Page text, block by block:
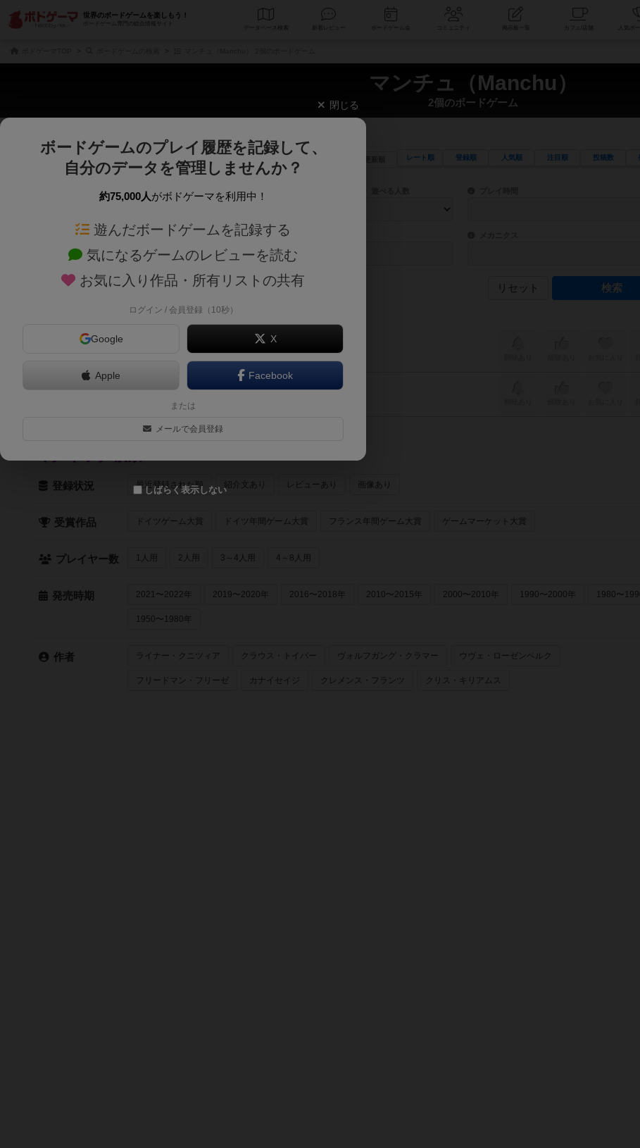
世界のボードゲームを楽しもう！
ボードゲーム専門の総合情報サイト
データベース コミュニティ
マンチュ（Manchu）
2個のボードゲーム
じっくり表示 さくさく表示 レート順 登録順 人気順 注目順 投稿数
商品名、商品説明文、デザイナー名、テーマ名、メカニクス名を対象にフリーワード検索ができます。
ゲームデザイナー名を指定して検索できます。
ゲームデザイナー 目安となる所要時間を指定することができ
対象年齢を指定します。 世界観や登場人物などモチーフ・ストーリーを指定することができます。直感的にゲームシステムを理解
テーマ/フレーバー ゲーム性を構成するコアシステムです。主
リセット
マグブラスト（Mag·Blast）
しまんちゅ（Shimanchu）
60分～80分
登録状況 最近登録された順 紹介文あり レビューあり 画像あり
受賞作品 ドイツゲーム大賞 ドイツ年間ゲーム大賞 フランス年間ゲーム大賞 ゲームマーケット大賞
プレイヤー数 1人用 2人用 3～4人用 4～8人用
発売時期 2021〜2022年 2019〜2020年 2016〜2018年 2010〜2015年 2000〜2010年 1990〜2000年 1980〜
1950〜1980年
作者 ライナー・クニツィア クラウス・トイバー ヴォルフガング・クラマー ウヴェ・ローゼンベルク
フリードマン・フリーゼ カナイセイジ クレメンス・フランツ クリス・キリアムス
閉じる
ボードゲームのプレイ履歴を記録して、
自分のデータを管理しませんか？
約75,000人がボドゲーマを利用中！
遊んだボードゲームを記録する
気になるゲームのレビューを読む
お気に入り作品・所有リストの共有
ログイン / 会員登録（10秒）
Google X
Apple Facebook
または
メールで会員登録
しばらく表示しない